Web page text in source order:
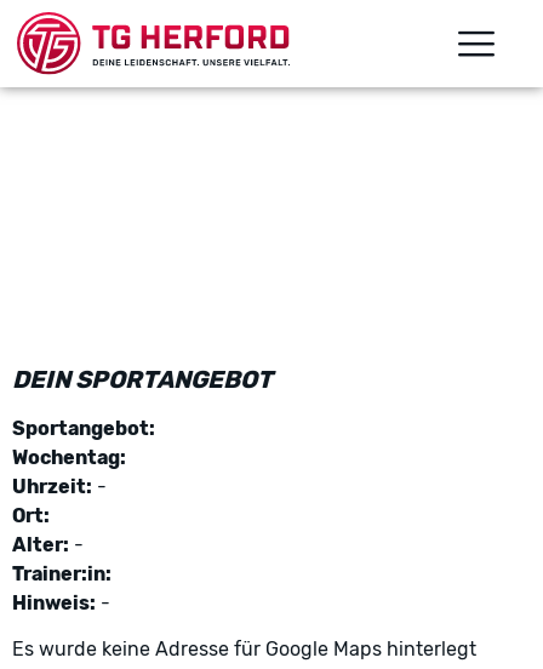
DEIN SPORTANGEBOT
Sportangebot:
Wochentag:
Uhrzeit: -
Ort:
Alter: -
Trainer:in:
Hinweis: -
Es wurde keine Adresse für Google Maps hinterlegt